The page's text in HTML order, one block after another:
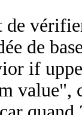
de
if
value",